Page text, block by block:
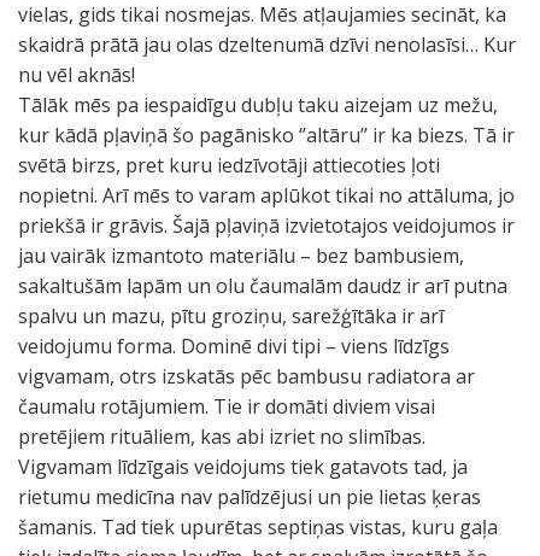
vielas, gids tikai nosmejas. Mēs atļaujamies secināt, ka
skaidrā prātā jau olas dzeltenumā dzīvi nenolasīsi… Kur
nu vēl aknās!
Tālāk mēs pa iespaidīgu dubļu taku aizejam uz mežu,
kur kādā pļaviņā šo pagānisko ‘’altāru’’ ir ka biezs. Tā ir
svētā birzs, pret kuru iedzīvotāji attiecoties ļoti
nopietni. Arī mēs to varam aplūkot tikai no attāluma, jo
priekšā ir grāvis. Šajā pļaviņā izvietotajos veidojumos ir
jau vairāk izmantoto materiālu – bez bambusiem,
sakaltušām lapām un olu čaumalām daudz ir arī putna
spalvu un mazu, pītu groziņu, sarežģītāka ir arī
veidojumu forma. Dominē divi tipi – viens līdzīgs
vigvamam, otrs izskatās pēc bambusu radiatora ar
čaumalu rotājumiem. Tie ir domāti diviem visai
pretējiem rituāliem, kas abi izriet no slimības.
Vigvamam līdzīgais veidojums tiek gatavots tad, ja
rietumu medicīna nav palīdzējusi un pie lietas ķeras
šamanis. Tad tiek upurētas septiņas vistas, kuru gaļa